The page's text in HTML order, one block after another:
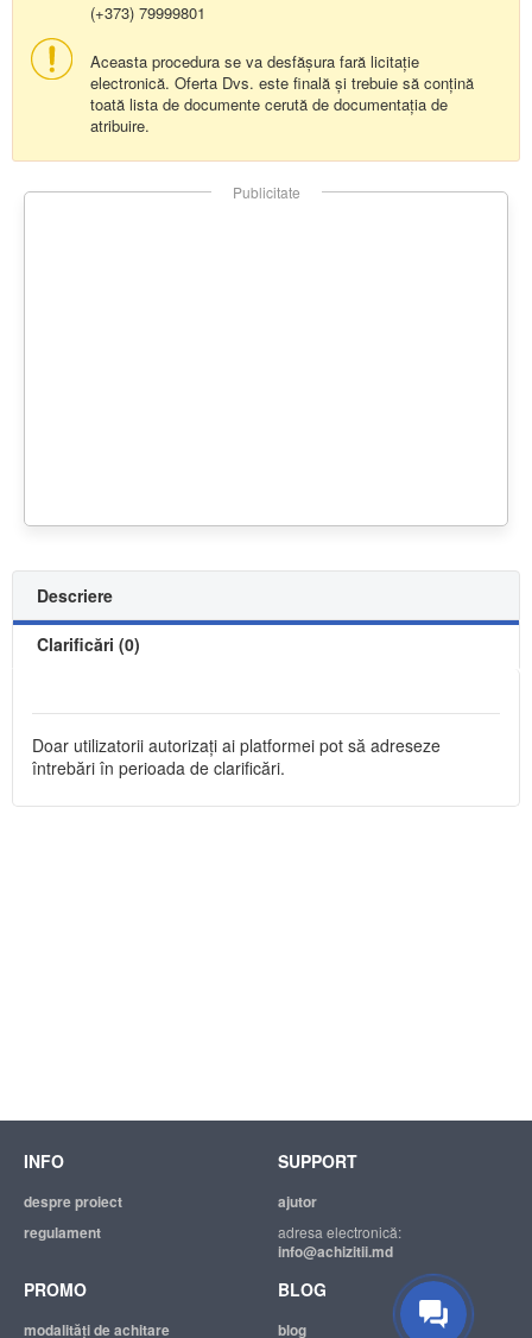
(+373) 79999801
Aceasta procedura se va desfășura fară licitație
electronică. Oferta Dvs. este finală și trebuie să conțină
toată lista de documente cerută de documentația de
atribuire.
Publicitate
Descriere
Clarificări (0)
Doar utilizatorii autorizați ai platformei pot să adreseze
întrebări în perioada de clarificări.
INFO
despre proiect
regulament
SUPPORT
ajutor
adresa electronică:
info@achizitii.md
PROMO
modalităţi de achitare
BLOG
blog